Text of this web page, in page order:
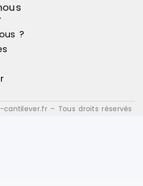
?
cantilever.fr – Tous droits réservés